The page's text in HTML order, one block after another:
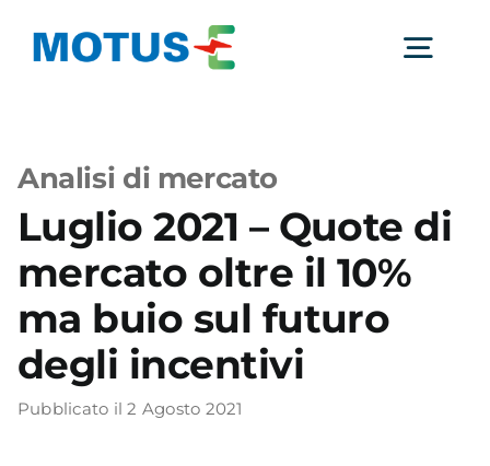
Studi e ricerche
Analisi di mercato
Utilità
Analisi di mercato
Luglio 2021 – Quote di
mercato oltre il 10%
ma buio sul futuro
degli incentivi
Pubblicato il 2 Agosto 2021